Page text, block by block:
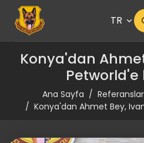
TR
Konya'dan
Ana Sayfa Referanslar
Konya'dan Ahmet Bey,